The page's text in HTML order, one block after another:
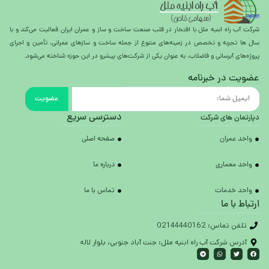
شرکت آب راه ابنیه ملل با افتخار در قلب صنعت ساخت و ساز و عمران ایران فعالیت می‌کند و با
سال ها تجربه و تخصص در زمینه‌های متنوع از جمله ساخت و سازهای عمرانی، تأمین و اجرای
پروژه‌های آبرسانی و فاضلاب، به عنوان یکی از شرکت‌های پیشرو در این حوزه شناخته می‌شود.
عضویت در خبرنامه
عضویت
دپارتمان های شرکت
واحد عمران
واحد معماری
واحد خدمات
دسترسی سریع
صفحه اصلی
درباره ما
تماس با ما
ارتباط با ما
تلفن تماس: 02144440162
آدرس شرکت آب راه ابنیه ملل: جنت آباد جنوبی، بلوار لاله